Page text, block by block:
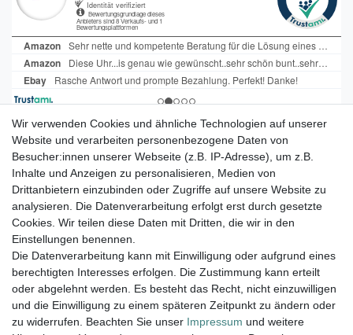
Tauchen Sie ein in die faszinierende
Welt der Farbuhren von Paul
Heimbach.
Viel Spaß beim Stöbern.
Versand innerhalb 24h, außer am WE.
14 Tage Rückgaberecht
Versandkostenfrei ab 100€ in D
Wir verwenden Cookies und ähnliche Technologien auf unserer
Website und verarbeiten personenbezogene Daten von
Besucher:innen unserer Webseite (z.B. IP-Adresse), um z.B.
Inhalte und Anzeigen zu personalisieren, Medien von
Drittanbietern einzubinden oder Zugriffe auf unsere Website zu
analysieren. Die Datenverarbeitung erfolgt erst durch gesetzte
Cookies. Wir teilen diese Daten mit Dritten, die wir in den
Einstellungen benennen.
Die Datenverarbeitung kann mit Einwilligung oder aufgrund eines
berechtigten Interesses erfolgen. Die Zustimmung kann erteilt
oder abgelehnt werden. Es besteht das Recht, nicht einzuwilligen
und die Einwilligung zu einem späteren Zeitpunkt zu ändern oder
zu widerrufen. Beachten Sie unser Impressum und weitere